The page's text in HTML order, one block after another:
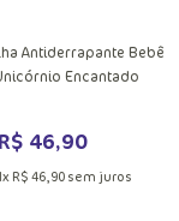
DO
Antiderrapante Bebê
Encantado
R$ 46,90
x R$ 46,90sem juros